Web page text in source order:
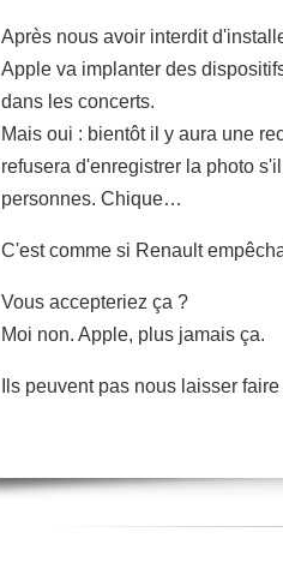
Après nous avoir interdit
Apple va implanter des
dans les concerts.
Mais oui : bientôt il y aura une
refusera d'enregistrer la photo
personnes. Chique…
C'est comme si Renault
Vous accepteriez ça ?
Moi non. Apple, plus jamais ça.
Ils peuvent pas nous laisser